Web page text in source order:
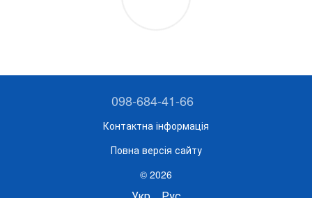
098-684-41-66
Контактна інформація
Повна версія сайту
© 2026